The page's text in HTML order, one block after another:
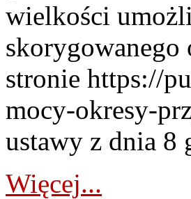
wielkości
skorygowanego
stronie https://
mocy-okresy-
ustawy z dnia 8
Więcej...